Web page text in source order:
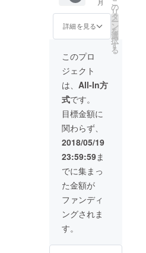
ページ
URL記
載)
（想定
文字数
1500-
す。 こ
れまで
中学・
高校・
大学す
べての
カテゴ
リーに
おいて
講演を
行なっ
た実績
があり
ますの
で、
テーマ
はソフ
トテニ
スに限
らず、
「海外
就
職」、
ど幅広
に掲載
しま
す。
（大変
申し訳
ありま
せん
が、場
所は選
べませ
ん。）
サイズ
は3cm
×
10cm。
場所は
胸の辺
り。
（写真
はイ
メージ
です）
毎月の
え、ア
詳細を見る
の
リ
タ
ー
ン
を
選
択
す
る
このプロ
ジェクト
は、 All-In方
式です。
目標金額に
関わらず、
2018/05/19
23:59:59ま
でに集まっ
た金額が
ファンディ
ングされま
す。